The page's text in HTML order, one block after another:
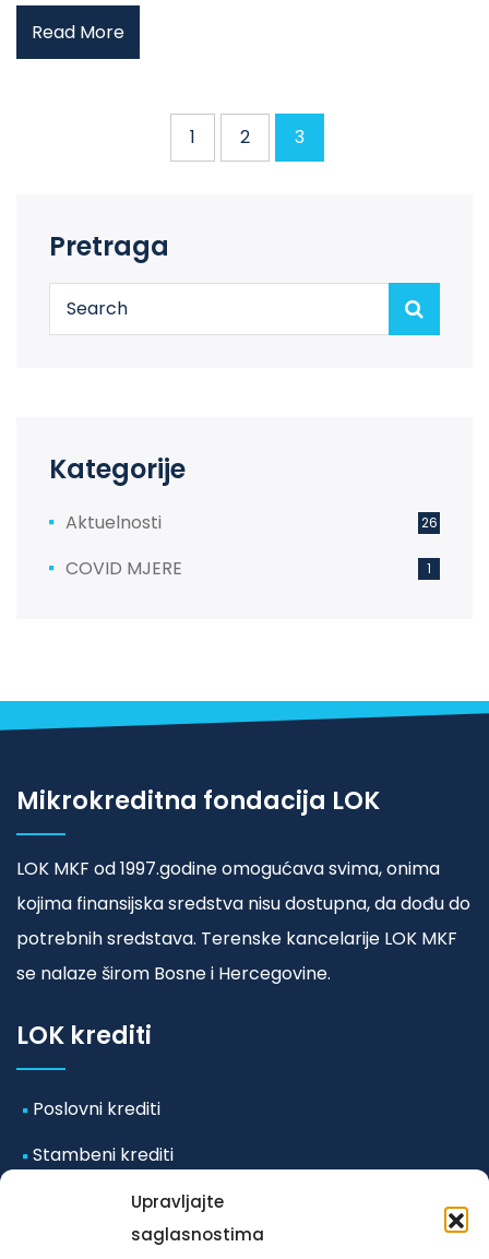
Upravljajte
saglasnostima
Read More
1 2 3
Pretraga
Kategorije
Aktuelnosti 26
COVID MJERE 1
Mikrokreditna fondacija LOK
LOK MKF od 1997.godine omogućava svima, onima
kojima finansijska sredstva nisu dostupna, da dođu do
potrebnih sredstava. Terenske kancelarije LOK MKF
se nalaze širom Bosne i Hercegovine.
LOK krediti
Poslovni krediti
Stambeni krediti
Mikro i mala preduzeća
Ostali krediti